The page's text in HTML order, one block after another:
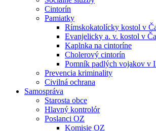
Cintorín
Pamiatky
Rímskokatolícky kostol v
Evanjelicky a. v. kostol v
Kaplnka na cintoríne
Cholerový cintorín
Pomník padlých vojakov v
Prevencia kriminality
Civilná ochrana
Samospráva
Starosta obce
Hlavný kontrolór
Poslanci OZ
Komisie OZ